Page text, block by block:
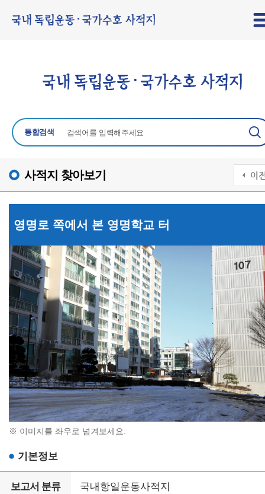
통합검색
사적지 찾아보기
영명로 쪽에서 본 영명학교 터
※ 이미지를 좌우로 넘겨보세요.
기본정보
보고서 분류 국내항일운동사적지